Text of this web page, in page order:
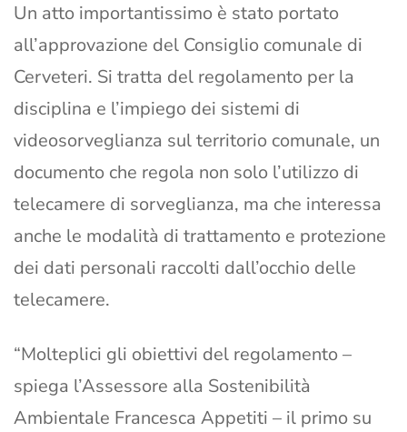
Un atto importantissimo è stato portato
all’approvazione del Consiglio comunale di
Cerveteri. Si tratta del regolamento per la
disciplina e l’impiego dei sistemi di
videosorveglianza sul territorio comunale, un
documento che regola non solo l’utilizzo di
telecamere di sorveglianza, ma che interessa
anche le modalità di trattamento e protezione
dei dati personali raccolti dall’occhio delle
telecamere.
“Molteplici gli obiettivi del regolamento –
spiega l’Assessore alla Sostenibilità
Ambientale Francesca Appetiti – il primo su